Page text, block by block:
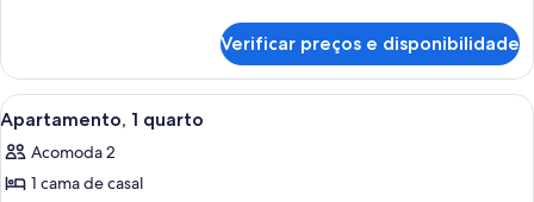
banheiros
2
quartos,
2
banheiros
Verificar preços e disponibilidade
Carrega
todas
as
fotos
Quarto com uma cama grande, duas
9
Apartamento, 1 quarto
Acomoda 2
1 cama de casal